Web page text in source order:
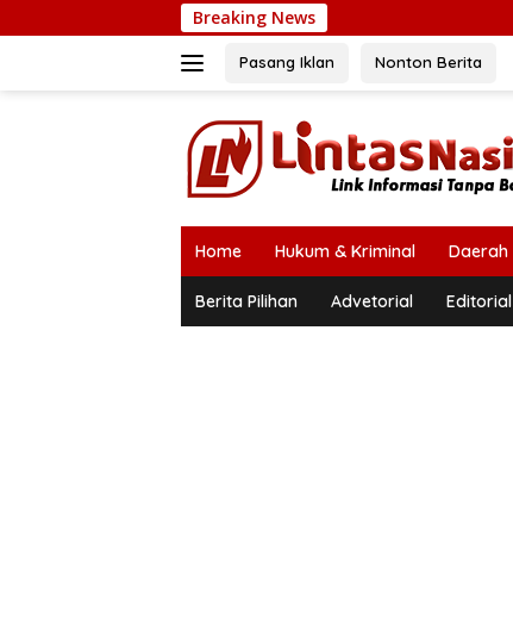
ke
Breaking News
Pasang Iklan Nonton Berita
Home Hukum & Kriminal Daerah
Berita Pilihan Advetorial Editorial